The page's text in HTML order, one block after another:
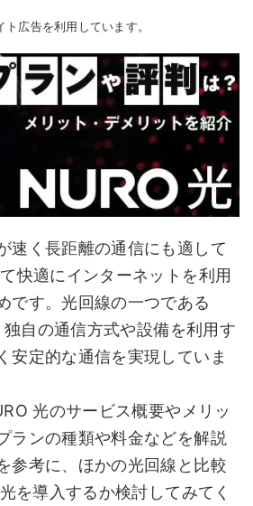
広告を利用しています。
速く長距離の通信にも適して
快適にインターネットを利用
です。光回線の一つである
独自の通信方式や設備を利用す
安定的な通信を実現していま
光のサービス概要やメリッ
ランの種類や料金などを解説
参考に、ほかの光回線と比較
を導入するか検討してみてく